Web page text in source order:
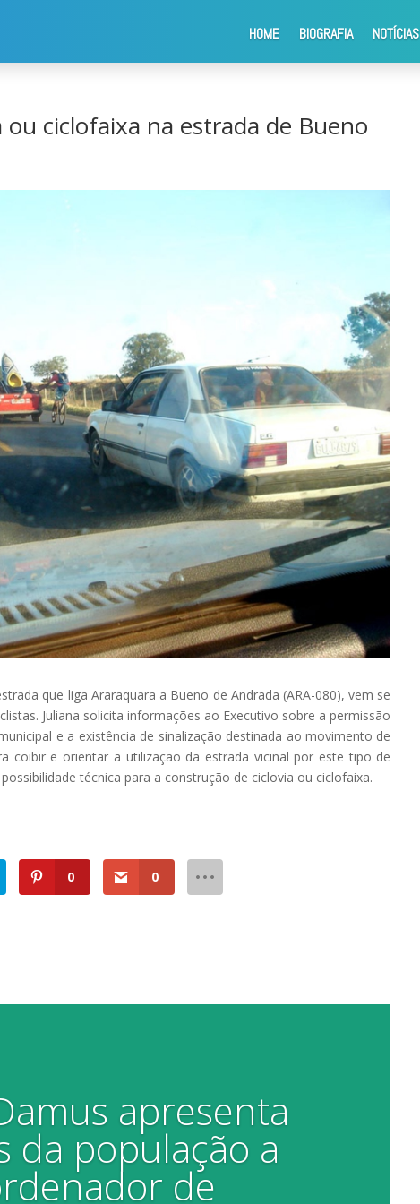
HOME BIOGRAFIA NOTÍCIAS
de ciclovia ou ciclofaixa na estrada de Bueno de Andrada
ou ciclofaixa na estrada de Bueno
que liga Araraquara a Bueno de Andrada (ARA-080), vem se
Juliana solicita informações ao Executivo sobre a permissão
e a existência de sinalização destinada ao movimento de
coibir e orientar a utilização da estrada vicinal por este tipo de
técnica para a construção de ciclovia ou ciclofaixa.
0 0
apresenta
da população a
de